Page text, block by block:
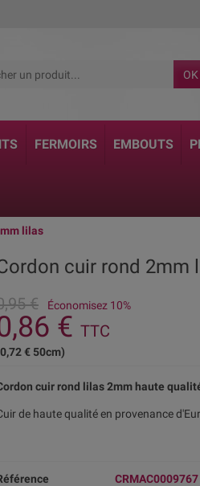
OK
FERMOIRS EMBOUTS
lilas
cuir rond 2mm
€ Économisez 10%
€ TTC
€ 50cm)
cuir rond lilas 2mm haute
de haute qualité en provenance
CRMAC0009767